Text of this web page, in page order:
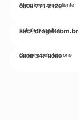
Atendimento ao cliente
0800 771 2120
Entre em contato
sac@drogal.com.br
Compre pelo telefone
0800 347 0000